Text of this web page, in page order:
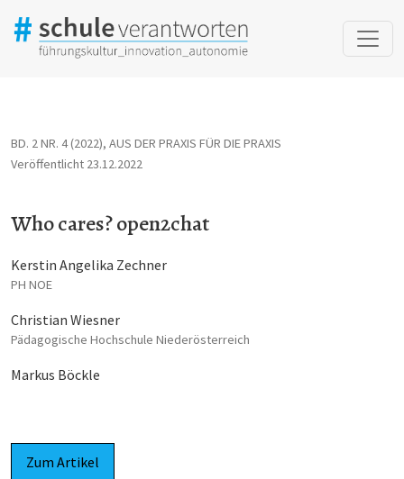
BD. 2 NR. 4 (2022), AUS DER PRAXIS FÜR DIE PRAXIS
Who cares? open2chat
Veröffentlicht 23.12.2022
Kerstin Angelika Zechner
PH NOE
Christian Wiesner
Pädagogische Hochschule Niederösterreich
Markus Böckle
Zum Artikel